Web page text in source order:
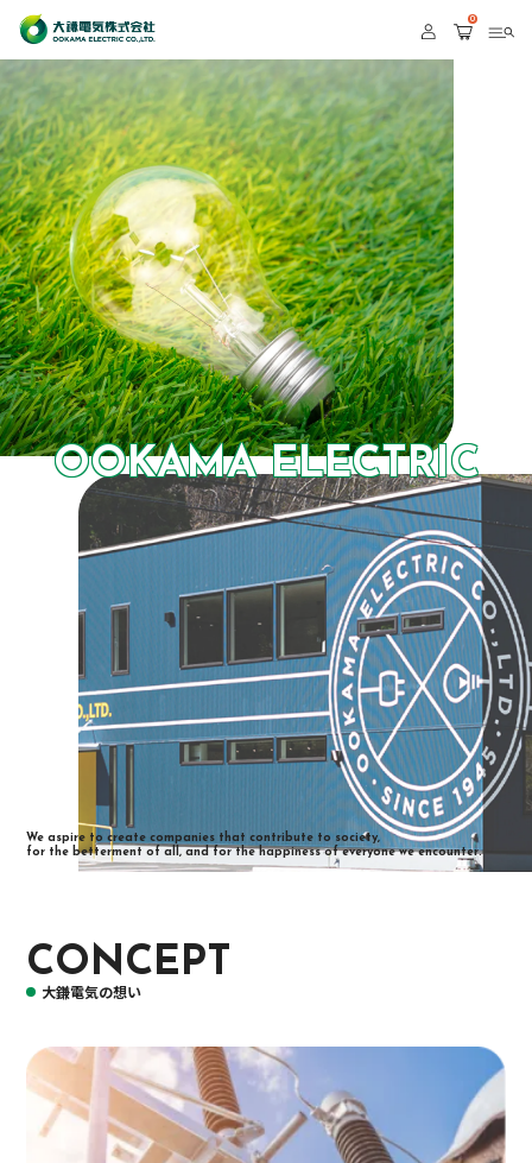
0
OOKAMA ELECTRIC
We aspire to create companies that contribute to society,
for the betterment of all, and for the happiness of everyone we encounter.
CONCEPT
大鎌電気の想い